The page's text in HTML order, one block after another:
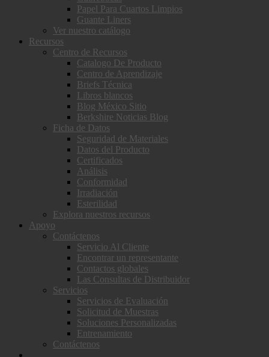
Papel Para Cuartos Limpios
Guante Liners
Ver nuestro catálogo
Recursos
Centro de Recursos
Catalogo De Producto
Centro de Aprendizaje
Briefs Técnica
Libros blancos
Blog México Sitio
Berkshire Noticias Blog
Ficha de Datos
Seguridad de Materiales
Datos del Producto
Certificados
Análisis
Conformidad
Irradiación
Esterilidad
Explora nuestros recursos
Apoyo
Contáctenos
Servicio Al Cliente
Encontrar un representante
Contactos globales
Las Consultas de Distribuidor
Servicios
Servicios de Evaluación
Solicitud de Muestras
Soluciones Personalizadas
Entrenamiento
Contáctenos